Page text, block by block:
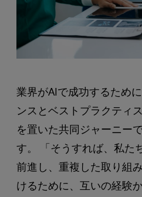
業界がAIで成功するため
ンスとベストプラクティ
を置いた共同ジャーニー
す。 「そうすれば、私た
前進し、重複した取り組
けるために、互いの経験